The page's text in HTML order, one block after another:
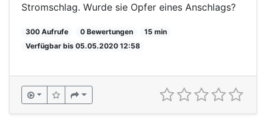
Stromschlag. Wurde sie Opfer eines Anschlags?
300 Aufrufe 0 Bewertungen
15 min
Verfügbar bis 05.05.2020 12:58